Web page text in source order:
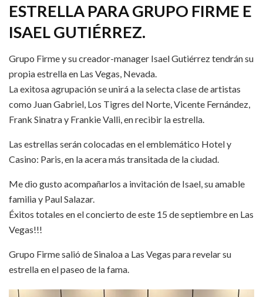
ESTRELLA PARA GRUPO FIRME E
ISAEL GUTIÉRREZ.
Grupo Firme y su creador-manager Isael Gutiérrez tendrán su
propia estrella en Las Vegas, Nevada.
La exitosa agrupación se unirá a la selecta clase de artistas
como Juan Gabriel, Los Tigres del Norte, Vicente Fernández,
Frank Sinatra y Frankie Valli, en recibir la estrella.
Las estrellas serán colocadas en el emblemático Hotel y
Casino: Paris, en la acera más transitada de la ciudad.
Me dio gusto acompañarlos a invitación de Isael, su amable
familia y Paul Salazar.
Éxitos totales en el concierto de este 15 de septiembre en Las
Vegas!!!
Grupo Firme salió de Sinaloa a Las Vegas para revelar su
estrella en el paseo de la fama.